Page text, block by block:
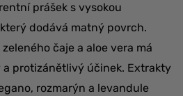
prášek s vysokou
dodává matný povrch.
čaje a aloe vera má
protizánětlivý účinek. Extrakty
rozmarýn a levandule